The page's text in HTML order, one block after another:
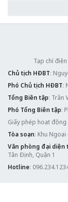
Tạp chí
Chủ tịch HĐBT:
Phó Chủ tịch HĐBT:
Tổng Biên tập: Trần
Phó Tổng Biên tập:
Giấy phép hoạt
Tòa soạn: Khu
Văn phòng đại diện
Tân Định, Quận 1
Hotline: